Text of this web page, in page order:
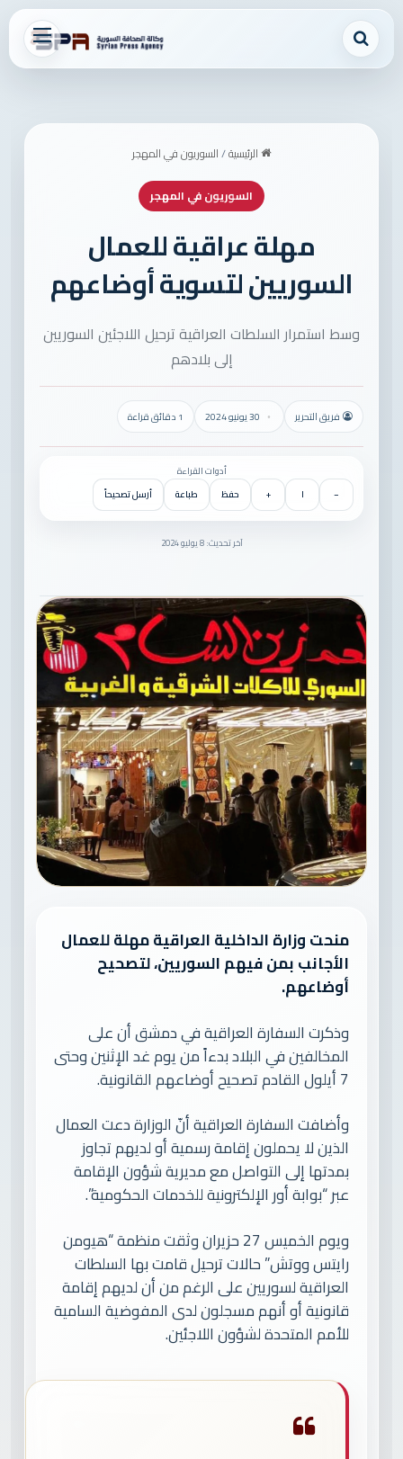
القائمة بحث عن
الرئيسية/السوريون في المهجر
السوريون في المهجر
مهلة عراقية للعمال
السوريين لتسوية أوضاعهم
وسط استمرار السلطات العراقية ترحيل اللاجئين السوريين
إلى بلادهم
فريق التحرير 30 يونيو 2024 1 دقائق قراءة
أدوات القراءة
−
١ + حفظ طباعة أرسل تصحيحاً
آخر تحديث: 8 يوليو 2024
منحت وزارة الداخلية العراقية مهلة للعمال
الأجانب بمن فيهم السوريين، لتصحيح
أوضاعهم.
وذكرت السفارة العراقية في دمشق أن على
المخالفين في البلاد بدءاً من يوم غد الإثنين وحتى
7 أيلول القادم تصحيح أوضاعهم القانونية.
وأضافت السفارة العراقية أنّ الوزارة دعت العمال
الذين لا يحملون إقامة رسمية أو لديهم تجاوز
بمدتها إلى التواصل مع مديرية شؤون الإقامة
عبر “بوابة أور الإلكترونية للخدمات الحكومية”.
ويوم الخميس 27 حزيران وثقت منظمة “هيومن
رايتس ووتش” حالات ترحيل قامت بها السلطات
العراقية لسوريين على الرغم من أن لديهم إقامة
قانونية أو أنهم مسجلون لدى المفوضية السامية
للأمم المتحدة لشؤون اللاجئين.